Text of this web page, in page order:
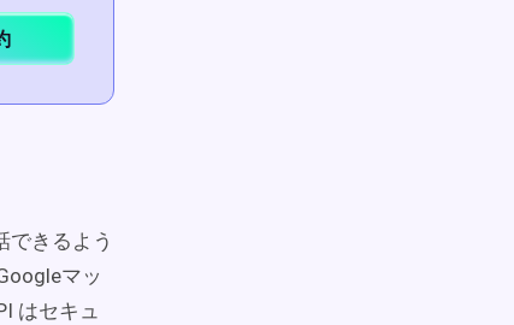
できるよう
マッ
はセキュ